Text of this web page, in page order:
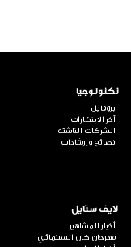
تكنولوجيا
بروفايل
آخر الابتكارات
الشركات الناشئة
نصائح وإرشادات
لايف ستايل
أخبار المشاهير
مهرجان كان السينمائي